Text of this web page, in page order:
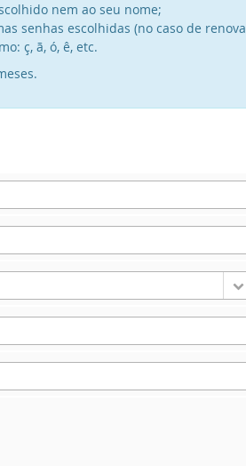
nem ao seu nome;
senhas escolhidas (no caso de
ç, ã, ó, ê, etc.